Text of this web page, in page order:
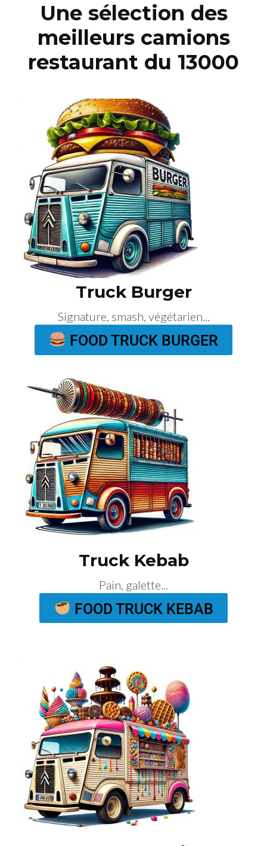
Une sélection des
meilleurs camions
restaurant du 13000
Truck Burger
Signature, smash, végétarien...
FOOD TRUCK BURGER
Truck Kebab
Pain, galette...
FOOD TRUCK KEBAB